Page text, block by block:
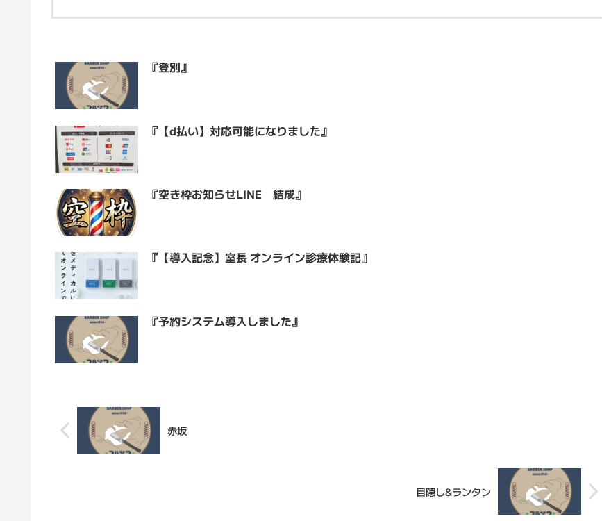
『登別』
『【d払い】対応可能になりました』
『空き枠お知らせLINE 結成』
『【導入記念】室長 オンライン診療体験記』
『予約システム導入しました』
赤坂
目隠し&ランタン